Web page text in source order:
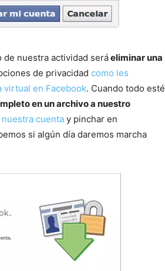
de nuestra actividad seráeliminar una
de privacidad como les
virtual en Facebook. Cuando todo esté
en un archivo a nuestro
cuenta y pinchar en
si algún día daremos marcha